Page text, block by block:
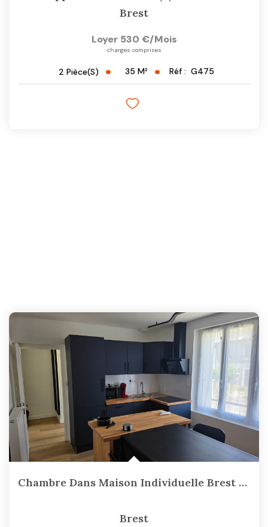
Brest
Loyer 530 €/mois
charges comprises
2 Pièce(s) 35 M² Réf : G475
Chambre Dans Maison Individuelle Brest 78.12 M2
Brest